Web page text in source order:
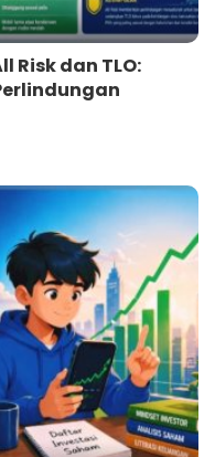
Risk dan TLO: